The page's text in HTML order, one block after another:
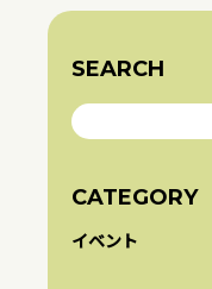
SEARCH
CATEGORY
イベント